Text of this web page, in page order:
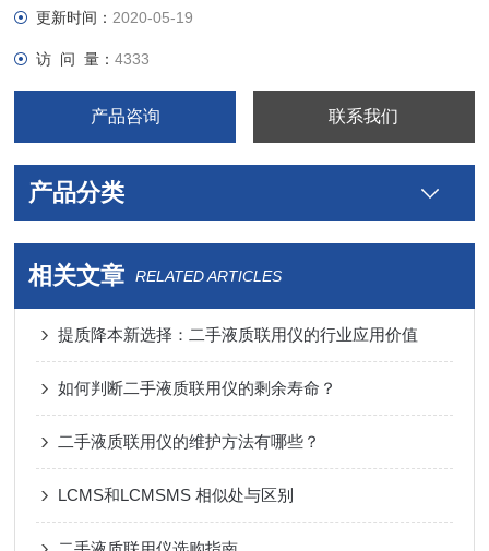
更新时间： 2020-05-19
访 问 量：4333
产品咨询 联系我们
产品分类
相关文章 RELATED ARTICLES
提质降本新选择：二手液质联用仪的行业应用价值
如何判断二手液质联用仪的剩余寿命？
二手液质联用仪的维护方法有哪些？
LCMS和LCMSMS 相似处与区别